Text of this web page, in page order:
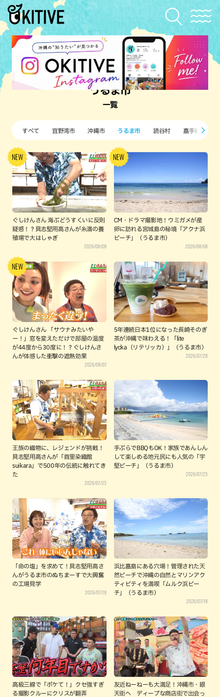
うるま市
一覧
すべて 宜野湾市 沖縄市 うるま市 読谷村 嘉手納町
ぐしけんさん 海ぶどうすくいに反則
疑惑！？具志堅用高さんが糸満の養
殖場で大はしゃぎ
2026/08/08
CM・ドラマ撮影地！ウミガメが産
卵に訪れる宮城島の秘境「アクナ浜
ビーチ」（うるま市）
2026/08/08
ぐしけんさん 「サウナみたいや
ー！」窓を変えただけで部屋の温度
が44度から30度に！？ぐしけんさ
んが体感した衝撃の遮熱効果
2026/08/07
5年連続日本1位になった長崎そのぎ
茶が沖縄で味わえる！「lite
lycka（リテリッカ）」（うるま市）
2026/07/28
王族の織物に、レジェンドが挑戦！
具志堅用高さんが「首里染織館
suikara」で500年の伝統に触れてき
た
2026/07/25
手ぶらでBBQもOK！家族であんしん
して楽しめる地元民にも人気の「宇
堅ビーチ」（うるま市）
2026/07/25
「命の塩」を求めて！具志堅用高さ
んがうるま市のぬちまーすで大興奮
の工場見学
2026/07/18
浜比嘉島にある穴場！管理された天
然ビーチで沖縄の自然とマリンアク
ティビティを満喫「ムルク浜ビー
チ」（うるま市）
2026/07/18
高級三線で「ボケて！」クセ強すぎ
る撮影クルーにクリスが翻弄
友近ねーねーも大満足！沖縄市・銀
天街へ ディープな商店街で出会っ